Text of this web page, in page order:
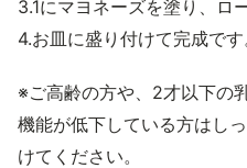
3.1にマヨネーズを塗り、ロ
4.お皿に盛り付けて完成です
※ご高齢の方や、2才以下の
機能が低下している方はし
けてください。